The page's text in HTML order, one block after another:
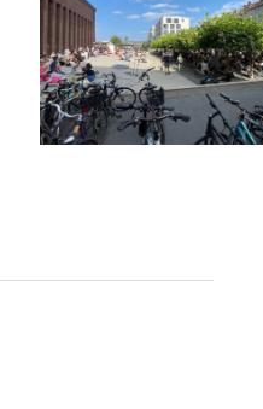
10 Jahre KINDL –
Zentrum für
zeitgenössische
Kunst